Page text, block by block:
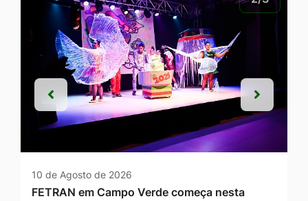
10 de Agosto de 2026
FETRAN em Campo Verde começa nesta
Anterior
Anterior Próxima